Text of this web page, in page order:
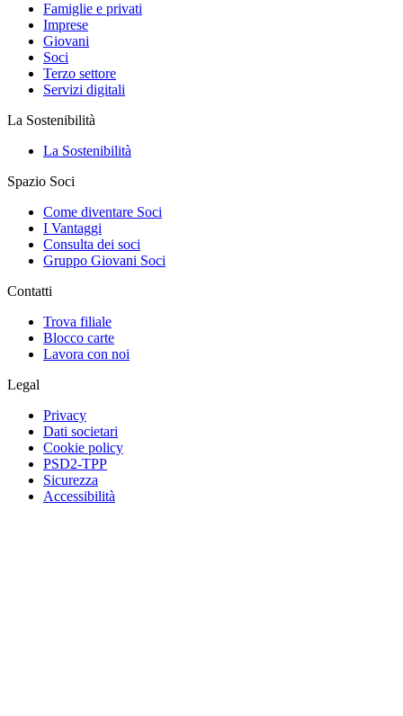
Famiglie e privati
Imprese
Giovani
Soci
Terzo settore
Servizi digitali
La Sostenibilità
La Sostenibilità
Spazio Soci
Come diventare Soci
I Vantaggi
Consulta dei soci
Gruppo Giovani Soci
Contatti
Trova filiale
Blocco carte
Lavora con noi
Legal
Privacy
Dati societari
Cookie policy
PSD2-TPP
Sicurezza
Accessibilità